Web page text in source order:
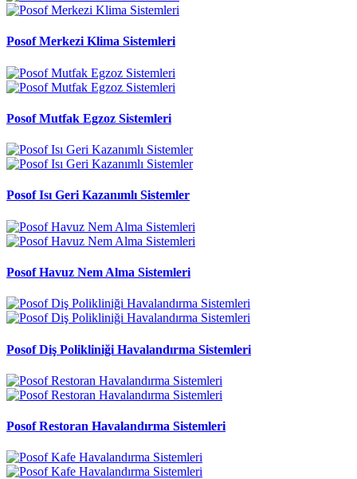
Posof Merkezi Klima Sistemleri
Posof Mutfak Egzoz Sistemleri
Posof Isı Geri Kazanımlı Sistemler
Posof Havuz Nem Alma Sistemleri
Posof Diş Polikliniği Havalandırma Sistemleri
Posof Restoran Havalandırma Sistemleri